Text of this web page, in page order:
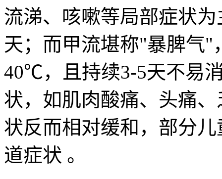
流涕、咳嗽等局部症状
天；而甲流堪称"暴脾气"
40℃，且持续3-5天不易
状，如肌肉酸痛、头痛
状反而相对缓和，部分
道症状 。